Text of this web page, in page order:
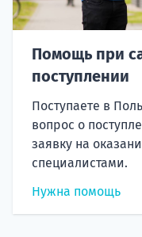
Помощь при
поступлении
Поступаете в
вопрос о
заявку на
специалистами.
Нужна помощь